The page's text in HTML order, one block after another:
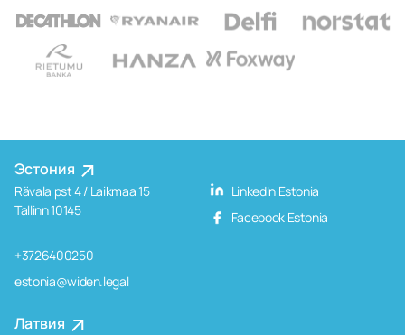
Эстония
Rävala pst 4 / Laikmaa 15
Tallinn 10145
+3726400250
estonia@widen.legal
LinkedIn Estonia
Facebook Estonia
Латвия